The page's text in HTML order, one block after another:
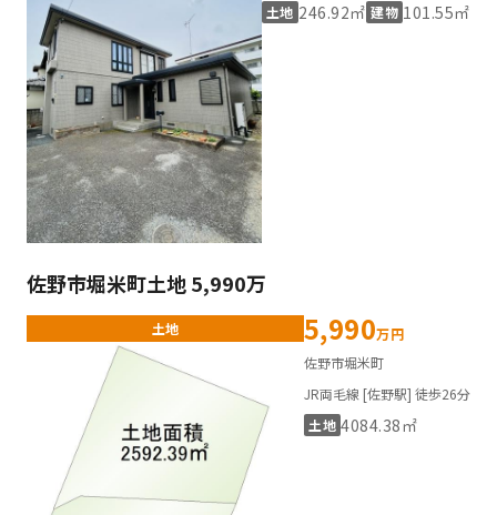
土地 246.92㎡ 建物 101.55㎡
佐野市堀米町土地 5,990万
土地 5,990万円
佐野市堀米町
JR両毛線 [佐野駅] 徒歩26分
土地 4084.38㎡